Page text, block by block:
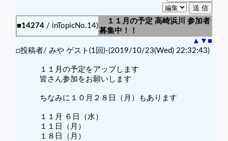
■14274 / inTopicNo.14)
１１月の予定 高崎浜川 参加者
募集中！！
▲ ▼ ■
□投稿者/ みや ゲスト(1回)-(2019/10/23(Wed) 22:32:43)
１１月の予定をアップします
皆さん参加をお願いします
ちなみに１０月２８日（月）もあります
１１月 ６日（水）
１１日（月）
１８日（月）